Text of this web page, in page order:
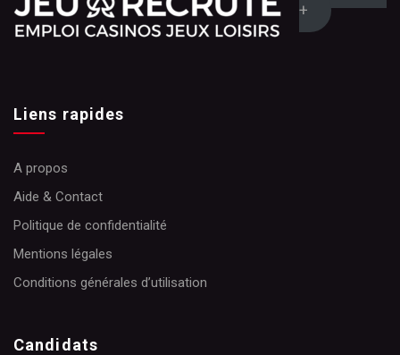
+
Liens rapides
A propos
Aide & Contact
Politique de confidentialité
Mentions légales
Conditions générales d’utilisation
Candidats